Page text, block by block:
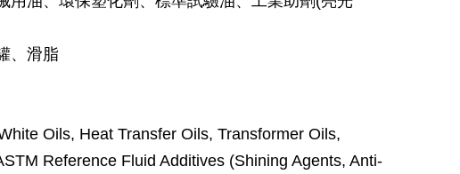
、滑脂
Oils, Heat Transfer Oils, Transformer Oils,
Reference Fluid Additives (Shining Agents, Anti-